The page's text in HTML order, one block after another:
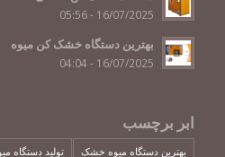
16/07/2025 - 05:56
بهترین دستگاه خشک کن میوه
16/07/2025 - 04:04
ابر برچسب
بهترین دستگاه میوه خشک تولید دستگاه